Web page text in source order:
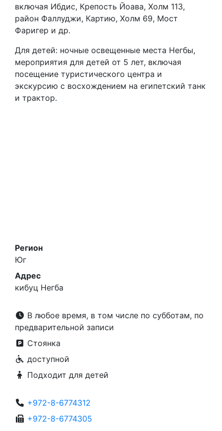
включая Ибдис, Крепость Йоава, Холм 113,
район Фаллуджи, Картию, Холм 69, Мост
Фаригер и др.
Для детей: ночные освещенные места Негбы,
мероприятия для детей от 5 лет, включая
посещение туристического центра и
экскурсию с восхождением на египетский танк
и трактор.
Регион
Юг
Адрес
кибуц Негба
В любое время, в том числе по субботам, по
предварительной записи
Стоянка
доступной
Подходит для детей
+972-8-6774312
+972-8-6774305